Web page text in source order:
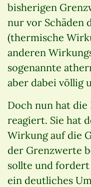
bisherigen
nur vor Schäden
(thermische
anderen
sogenannte
aber dabei völlig
Doch nun hat
reagiert. Sie hat
Wirkung auf die
der Grenzwerte
sollte und
ein deutliches